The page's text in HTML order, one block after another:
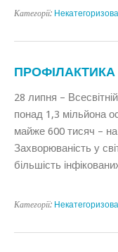
Категорії:
ПРОФІЛАКТИКА
28 липня –
понад 1,3 мільйона
майже 600 тисяч – на
Захворюваність у
більшість
Категорії: